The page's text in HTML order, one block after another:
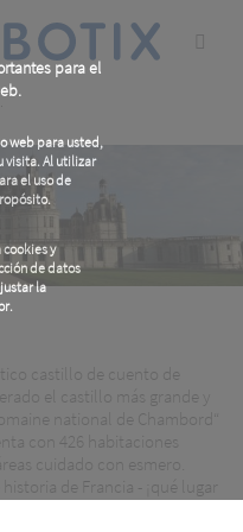
para el
web para usted,
visita. Al utilizar
el uso de
y
de datos
la
Francia
castillo de cuento de
el castillo más grande y
national de Chambord“
con 426 habitaciones
cuidado con esmero.
de Francia - ¡qué lugar